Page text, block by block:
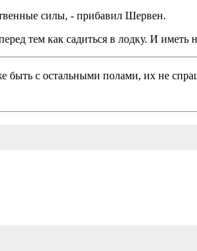
силы, - прибавил Шервен.
тем как садиться в лодку. И иметь
с остальными полами, их не